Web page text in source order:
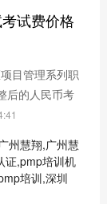
试费价格
目管理系列职
后的人民币考
州慧翔,广州慧
证,pmp培训机
培训,深圳